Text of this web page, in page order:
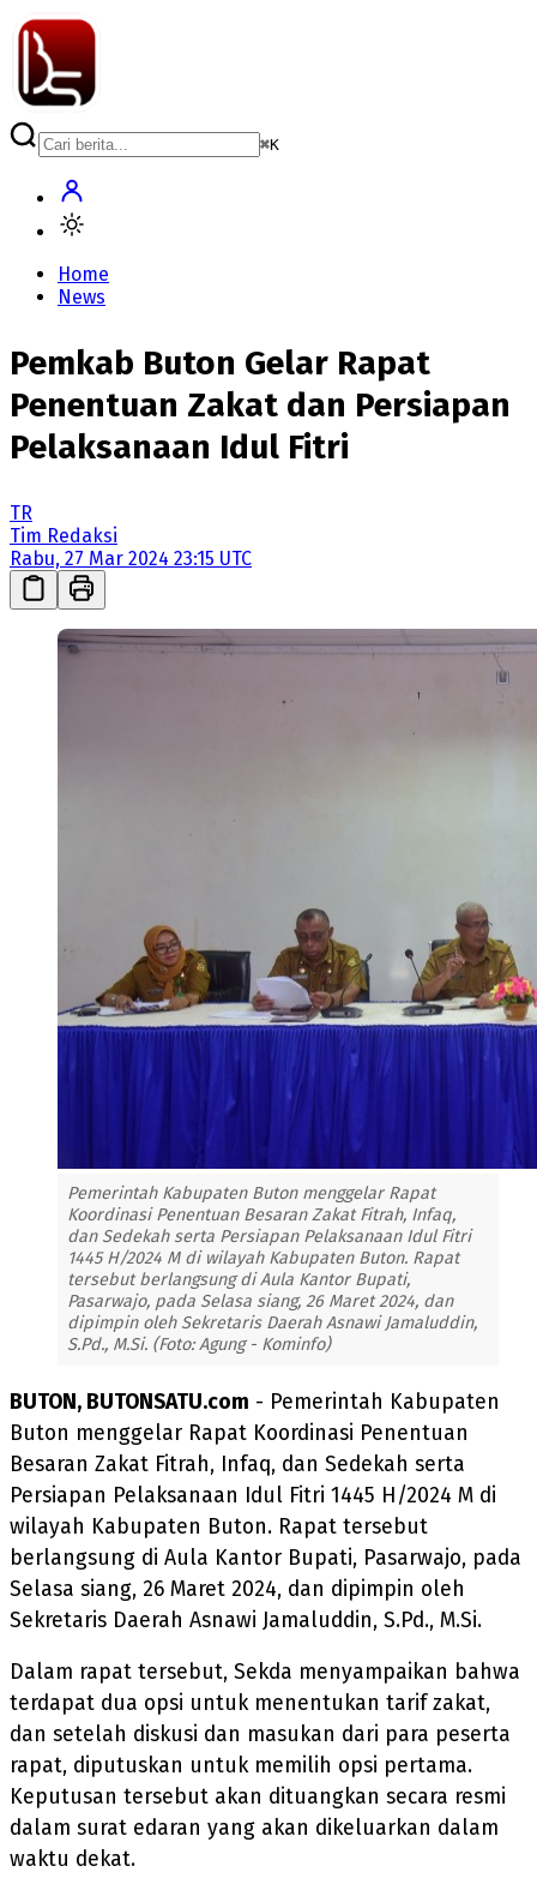
⌘K
Home
News
Pemkab Buton Gelar Rapat
Penentuan Zakat dan Persiapan
Pelaksanaan Idul Fitri
TR
Tim Redaksi
Rabu, 27 Mar 2024 23:15 UTC
Pemerintah Kabupaten Buton menggelar Rapat
Koordinasi Penentuan Besaran Zakat Fitrah, Infaq,
dan Sedekah serta Persiapan Pelaksanaan Idul Fitri
1445 H/2024 M di wilayah Kabupaten Buton. Rapat
tersebut berlangsung di Aula Kantor Bupati,
Pasarwajo, pada Selasa siang, 26 Maret 2024, dan
dipimpin oleh Sekretaris Daerah Asnawi Jamaluddin,
S.Pd., M.Si. (Foto: Agung - Kominfo)
BUTON, BUTONSATU.com - Pemerintah Kabupaten
Buton menggelar Rapat Koordinasi Penentuan
Besaran Zakat Fitrah, Infaq, dan Sedekah serta
Persiapan Pelaksanaan Idul Fitri 1445 H/2024 M di
wilayah Kabupaten Buton. Rapat tersebut
berlangsung di Aula Kantor Bupati, Pasarwajo, pada
Selasa siang, 26 Maret 2024, dan dipimpin oleh
Sekretaris Daerah Asnawi Jamaluddin, S.Pd., M.Si.
Dalam rapat tersebut, Sekda menyampaikan bahwa
terdapat dua opsi untuk menentukan tarif zakat,
dan setelah diskusi dan masukan dari para peserta
rapat, diputuskan untuk memilih opsi pertama.
Keputusan tersebut akan dituangkan secara resmi
dalam surat edaran yang akan dikeluarkan dalam
waktu dekat.